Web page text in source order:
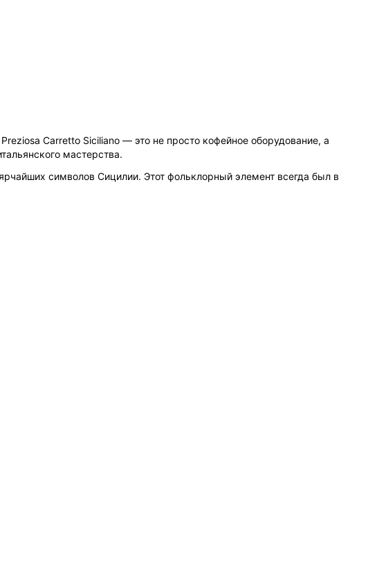
Carretto Siciliano — это не просто кофейное оборудование, а
мастерства.
символов Сицилии. Этот фольклорный элемент всегда был в